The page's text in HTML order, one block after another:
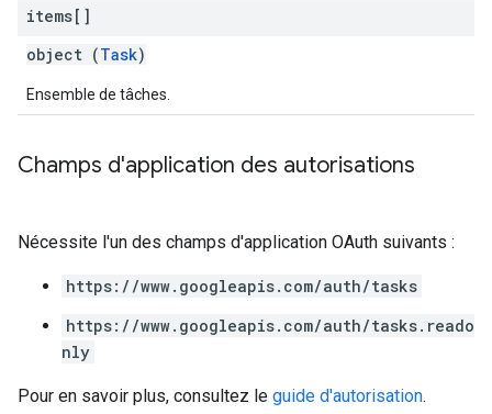
items[]
object (Task)
Ensemble de tâches.
Champs d'application des autorisations
Nécessite l'un des champs d'application OAuth suivants :
https://www.googleapis.com/auth/tasks
https://www.googleapis.com/auth/tasks.reado
nly
Pour en savoir plus, consultez le guide d'autorisation.